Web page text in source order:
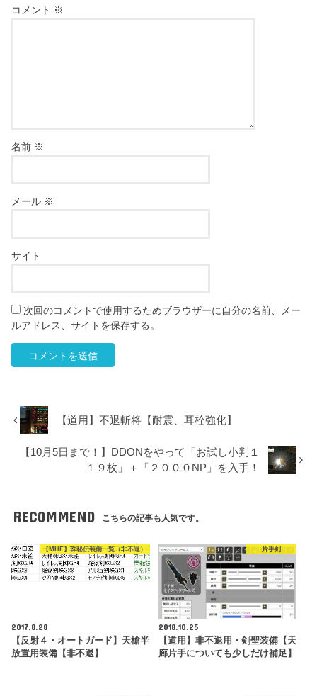
コメント ※
名前 ※
メール ※
サイト
次回のコメントで使用するためブラウザーに自分の名前、メー
ルアドレス、サイトを保存する。
【道用】不退斬将【耐震、耳栓強化】
【10月5日まで！】DDONをやって「お試し小判１
１９枚」＋「２０００NP」を入手！
RECOMMEND こちらの記事も人気です。
【MHF】珠秘伝装備一覧（非不退）
2017.8.28
【反射４・オートガード】天槍半
放置用装備【非不退】
片手剣
2018.10.25
【道用】非不退用・剣聖装備【天
廊片手についても少しだけ補足】